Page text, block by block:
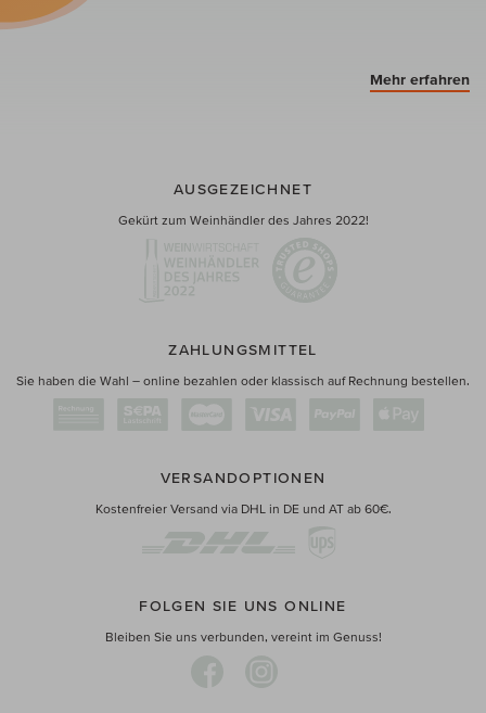
Mehr erfahren
AUSGEZEICHNET
Gekürt zum Weinhändler des Jahres 2022!
ZAHLUNGSMITTEL
Sie haben die Wahl – online bezahlen oder klassisch auf Rechnung bestellen.
VERSANDOPTIONEN
Kostenfreier Versand via DHL in DE und AT ab 60€.
FOLGEN SIE UNS ONLINE
Bleiben Sie uns verbunden, vereint im Genuss!